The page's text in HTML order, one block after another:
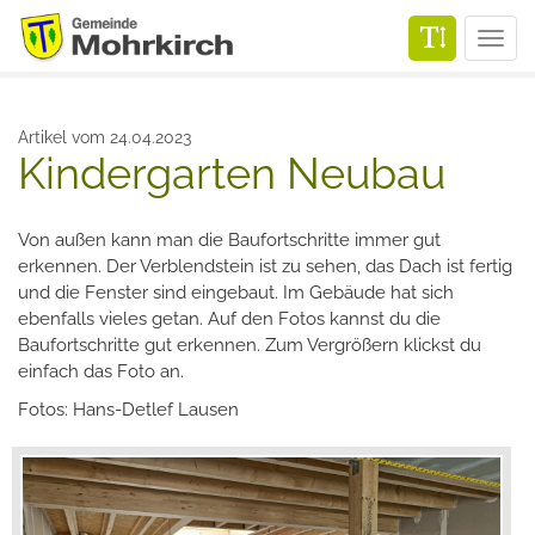
Artikel vom 24.04.2023
Kindergarten Neubau
Von außen kann man die Baufortschritte immer gut
erkennen. Der Verblendstein ist zu sehen, das Dach ist fertig
und die Fenster sind eingebaut. Im Gebäude hat sich
ebenfalls vieles getan. Auf den Fotos kannst du die
Baufortschritte gut erkennen. Zum Vergrößern klickst du
einfach das Foto an.
Fotos: Hans-Detlef Lausen